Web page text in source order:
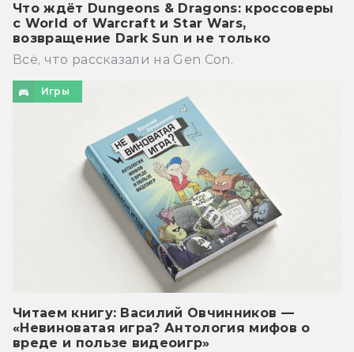
Что ждёт Dungeons & Dragons: кроссоверы
с World of Warcraft и Star Wars,
возвращение Dark Sun и не только
Всё, что рассказали на Gen Con.
Игры
Читаем книгу: Василий Овчинников —
«Невиноватая игра? Антология мифов о
вреде и пользе видеоигр»